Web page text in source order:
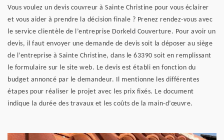
Vous voulez un devis couvreur à Sainte Christine pour vous éclairer
et vous aider à prendre la décision finale ? Prenez rendez-vous avec
le service clientèle de l’entreprise Dorkeld Couverture. Pour avoir un
devis, il faut envoyer une demande de devis soit la déposer au siège
de l’entreprise à Sainte Christine, dans le 63390 soit en remplissant
le formulaire sur le site web. Le devis est établi en fonction du
budget annoncé par le demandeur. Il mentionne les différentes
étapes pour réaliser le projet avec les prix fixés. Le document
indique la durée des travaux et les coûts de la main-d’œuvre.